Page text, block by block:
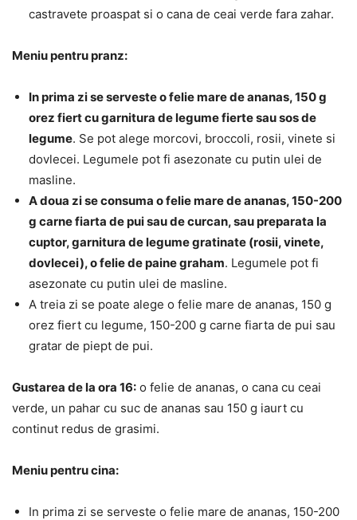
castravete proaspat si o cana de ceai verde fara zahar.
Meniu pentru pranz:
In prima zi se serveste o felie mare de ananas, 150 g
orez fiert cu garnitura de legume fierte sau sos de
legume. Se pot alege morcovi, broccoli, rosii, vinete si
dovlecei. Legumele pot fi asezonate cu putin ulei de
masline.
A doua zi se consuma o felie mare de ananas, 150-200
g carne fiarta de pui sau de curcan, sau preparata la
cuptor, garnitura de legume gratinate (rosii, vinete,
dovlecei), o felie de paine graham. Legumele pot fi
asezonate cu putin ulei de masline.
A treia zi se poate alege o felie mare de ananas, 150 g
orez fiert cu legume, 150-200 g carne fiarta de pui sau
gratar de piept de pui.
Gustarea de la ora 16: o felie de ananas, o cana cu ceai
verde, un pahar cu suc de ananas sau 150 g iaurt cu
continut redus de grasimi.
Meniu pentru cina:
In prima zi se serveste o felie mare de ananas, 150-200